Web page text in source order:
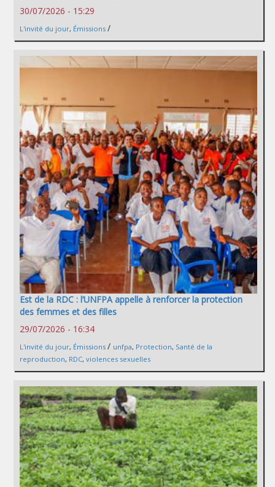
30/07/2026 - 15:29
L'invité du jour, Émissions /
Est de la RDC : l’UNFPA appelle à renforcer la protection
des femmes et des filles
29/07/2026 - 16:34
L'invité du jour, Émissions / unfpa, Protection, Santé de la
reproduction, RDC, violences sexuelles